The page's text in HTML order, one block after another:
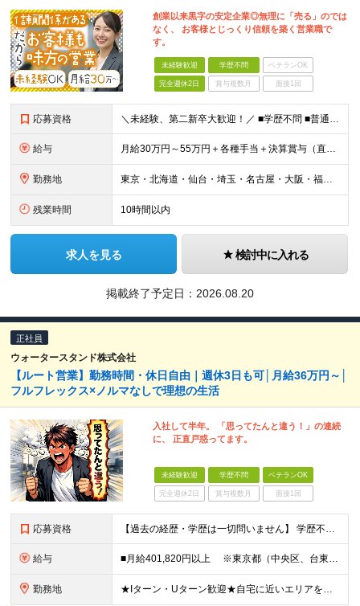
創業以来黒字の安定企業◎無理に「売る」のでは
なく、 お客様とじっくり信頼を築く営業職で
す。
未経験歓迎 学歴不問 ベテランOK
完全週休2日 賞与複数月 面接1回
応募資格 ＼未経験、第二新卒大歓迎！／ ■学歴不問 ■普通自動車運転免許をお持ちの方（AT限定可） ＼こんな方にオススメです！／ ■未経験から無理のない営業職を始めてみたい方 ■将来も安心の経験・スキルを磨き
給与 月給30万円～55万円＋各種手当＋決算賞与（直近数年は連続して支給されています！） ★営業経験をお持ちの方は月給35万円スタートも可能です！ ※経験・能力を考慮の上、優遇いたします。 ※残業手当は
勤務地 東京・北海道・仙台・埼玉・名古屋・大阪・福岡のいずれかの拠点での勤務となります。 ※勤務地は希望を最大限考慮します。転勤はありません。 ■本社／東京都港区高輪2-16-11 ■札幌支店／北海道札幌市
残業時間 10時間以内
求人を見る 検討中に入れる
掲載終了予定日： 2026.08.20
正社員
ウォータースタンド株式会社
【ルート営業】勤務時間・休日自由｜週休3日も可│月給36万円～│
フルフレックス×ノルマなしで理想の生活
入社して半年。 「思ってたんと違う！」の連続
に、 正直戸惑ってます。
未経験歓迎 学歴不問 ベテランOK
完全週休2日 賞与複数月 面接1回
応募資格 【過去の経歴・学歴は一切問いません】 学歴不問・職種未経験歓迎・業種未経験歓迎 第二新卒・ブランクがある方も歓迎 ・普通自動車運転免許（AT限定可）をお持ちの方 Lお客様先へは社用車で訪問しますが
給与 ■月給401,820円以上 ※東京都（中央区、台東区、世田谷区、中野区、豊島区） ■月給386,820円以上 ※東京都（23区以外）、神奈川県、愛知県〈名古屋市〉、大阪府、京都府、兵庫県、滋賀県
勤務地 ★Iターン・Uターン歓迎★自宅に近いエリアを選べます 東京/大阪/愛知/神奈川/埼玉/福岡/北海道/山形/茨城/群馬/千葉/山梨/岐阜/静岡/長野/富山/石川/福井/三重/滋賀/京都/兵庫/島根/岡山